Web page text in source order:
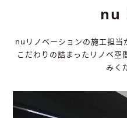
nu
nuリノベーションの施工担当
こだわりの詰まったリノベ空
みく